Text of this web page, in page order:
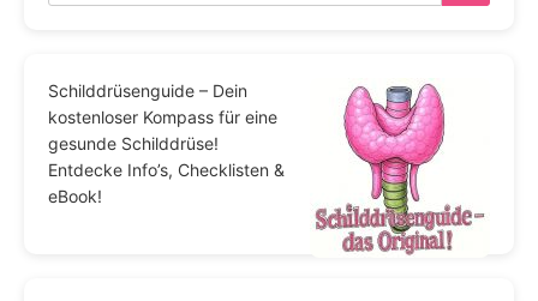
Schilddrüsenguide – Dein
kostenloser Kompass für eine
gesunde Schilddrüse!
Entdecke Info’s, Checklisten &
eBook!